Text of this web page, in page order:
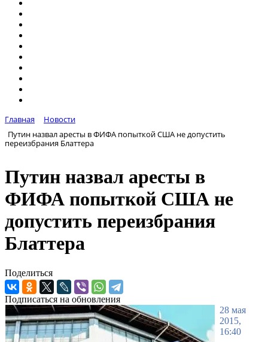
Главная
Новости
Путин назвал аресты в ФИФА попыткой США не допустить
переизбрания Блаттера
Путин назвал аресты в
ФИФА попыткой США не
допустить переизбрания
Блаттера
Поделиться
Подписаться на обновления
28 мая
2015,
16:40